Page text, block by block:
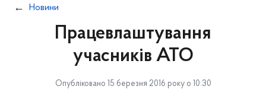
Новини
Працевлаштування
учасників АТО
Опубліковано 15 березня 2016 року о 10:30